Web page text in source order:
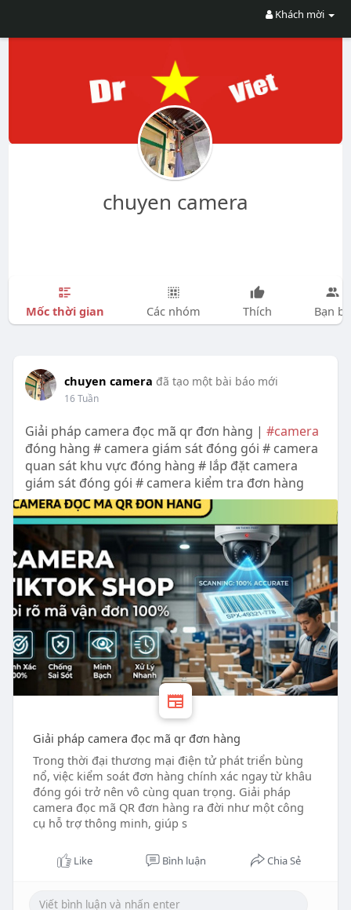
Khách mời
chuyen camera
Mốc thời gian Các nhóm Thích Bạn bè
chuyen camera đã tạo một bài báo mới
16 Tuần
Giải pháp camera đọc mã qr đơn hàng | #camera
đóng hàng # camera giám sát đóng gói # camera
quan sát khu vực đóng hàng # lắp đặt camera
giám sát đóng gói # camera kiểm tra đơn hàng
Giải pháp camera đọc mã qr đơn hàng
Trong thời đại thương mại điện tử phát triển bùng
nổ, việc kiểm soát đơn hàng chính xác ngay từ khâu
đóng gói trở nên vô cùng quan trọng. Giải pháp
camera đọc mã QR đơn hàng ra đời như một công
cụ hỗ trợ thông minh, giúp s
Like Bình luận Chia Sẻ